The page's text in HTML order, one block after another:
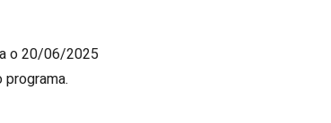
o 20/06/2025